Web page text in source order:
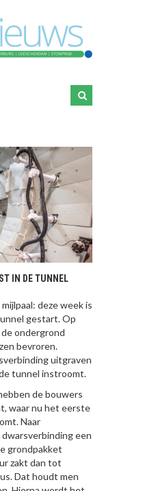
IN DE TUNNEL
deze week is
gestart. Op
ondergrond
bevroren.
uitgraven
tunnel instroomt.
de bouwers
waar nu het eerste
Naar
een
grondpakket
zakt dan tot
Dat houdt men